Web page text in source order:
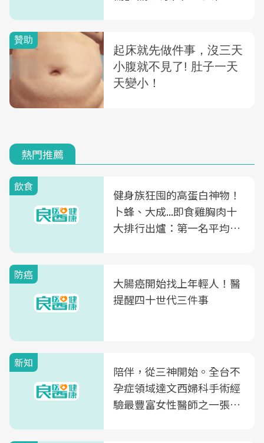
熱門推薦
飲食
健身族狂囤的高蛋白神物！
卜蜂、大成...即食雞胸肉十
大排行出爐：第一名平均一
防癌
大腸癌開始找上年輕人！醫
提醒四十世代三件事
新知
陪伴，從三神開始。全台不
孕症領域達文西婦科手術經
驗最豐富女性醫師之一張永